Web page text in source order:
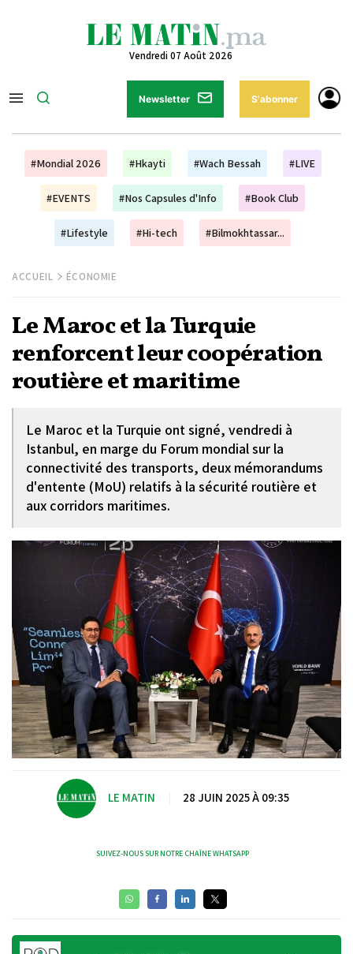
Vendredi 07 Août 2026
Newsletter S'abonner
#Mondial 2026 #Hkayti #Wach Bessah #LIVE
#EVENTS #Nos Capsules d'Info #Book Club
#Lifestyle #Hi-tech #Bilmokhtassar...
ACCUEIL ÉCONOMIE
Le Maroc et la Turquie
renforcent leur coopération
routière et maritime
Le Maroc et la Turquie ont signé, vendredi à
Istanbul, en marge du Forum mondial sur la
connectivité des transports, deux mémorandums
d'entente (MoU) relatifs à la sécurité routière et
aux corridors maritimes.
LE MATIN 28 JUIN 2025 À 09:35
SUIVEZ-NOUS SUR NOTRE CHAÎNE WHATSAPP